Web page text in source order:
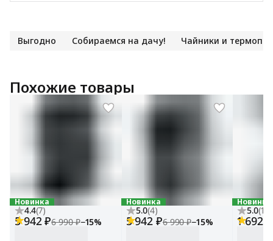
Выгодно Собираемся на дачу! Чайники и
Похожие товары
Новинка
4.4(7)
5 942 ₽6 990 ₽−15%
Новинка
5.0(4)
5 942 ₽6 990 ₽−15%
Новинка
5.0(12
1 692 ₽